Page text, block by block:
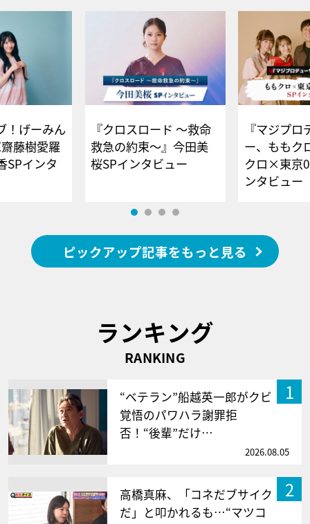
！げーみん
藤樹愛羅
SPインタ
『クロスロード ～救命
救急の約束～』今田美
桜SPインタビュー
『マジプロ
ー、ももク
クロ×東京
ンタビュー
ピックアップ記事をもっと見る
ランキング
RANKING
1
“ベテラン”船越英一郎がクビ
覚悟のパワハラ謝罪拒
否！“後輩”だけ…
2026.08.05
2
高橋真麻、「コネだブサイク
だ」と叩かれるも…“マツコ